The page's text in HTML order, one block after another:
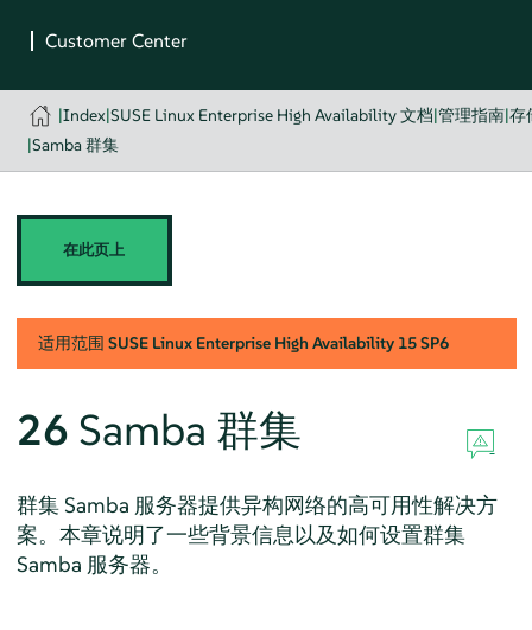
|Index|SUSE Linux Enterprise High Availability 文档|管理指南|存
|Samba 群集
在此页上
适用范围 SUSE Linux Enterprise High Availability 15 SP6
26 Samba 群集
群集 Samba 服务器提供异构网络的高可用性解决方
案。本章说明了一些背景信息以及如何设置群集
Samba 服务器。